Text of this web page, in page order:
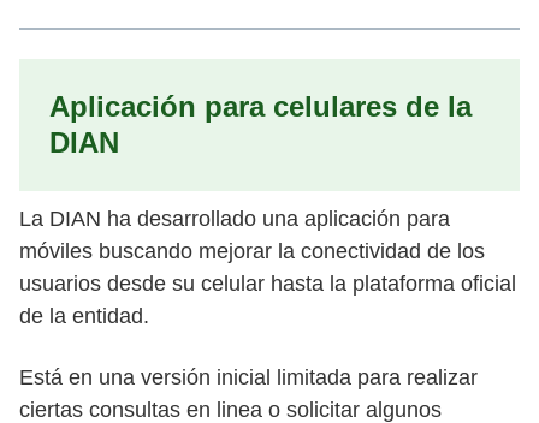
Aplicación para celulares de la
DIAN
La DIAN ha desarrollado una aplicación para
móviles buscando mejorar la conectividad de los
usuarios desde su celular hasta la plataforma oficial
de la entidad.
Está en una versión inicial limitada para realizar
ciertas consultas en linea o solicitar algunos